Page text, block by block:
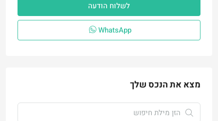
לשלוח הודעה
WhatsApp
מצא את הנכס שלך